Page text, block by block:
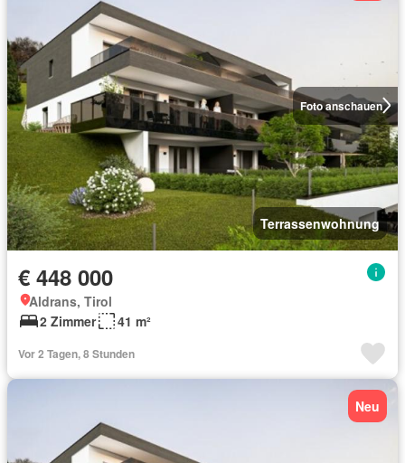
Foto anschauen
Terrassenwohnung
€ 448 000
Aldrans, Tirol
2 Zimmer
41 m²
Vor 2 Tagen, 8 Stunden
Neu